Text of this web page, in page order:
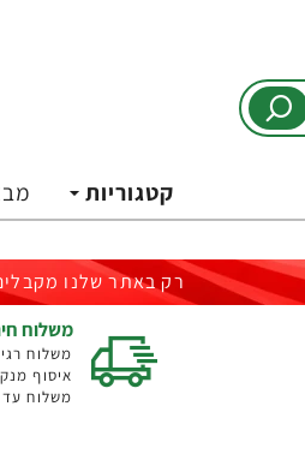
קטגוריות
רק באתר שלנו מקבלים 5% הנחה על הקנייה
משלוח חינם בקניה
משלוח
איסוף
משלוח